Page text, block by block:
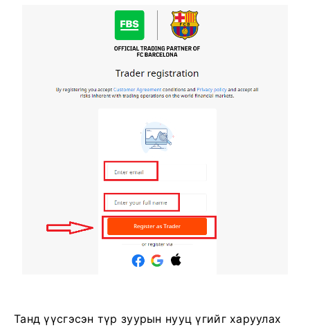
Танд үүсгэсэн түр зуурын нууц үгийг харуулах